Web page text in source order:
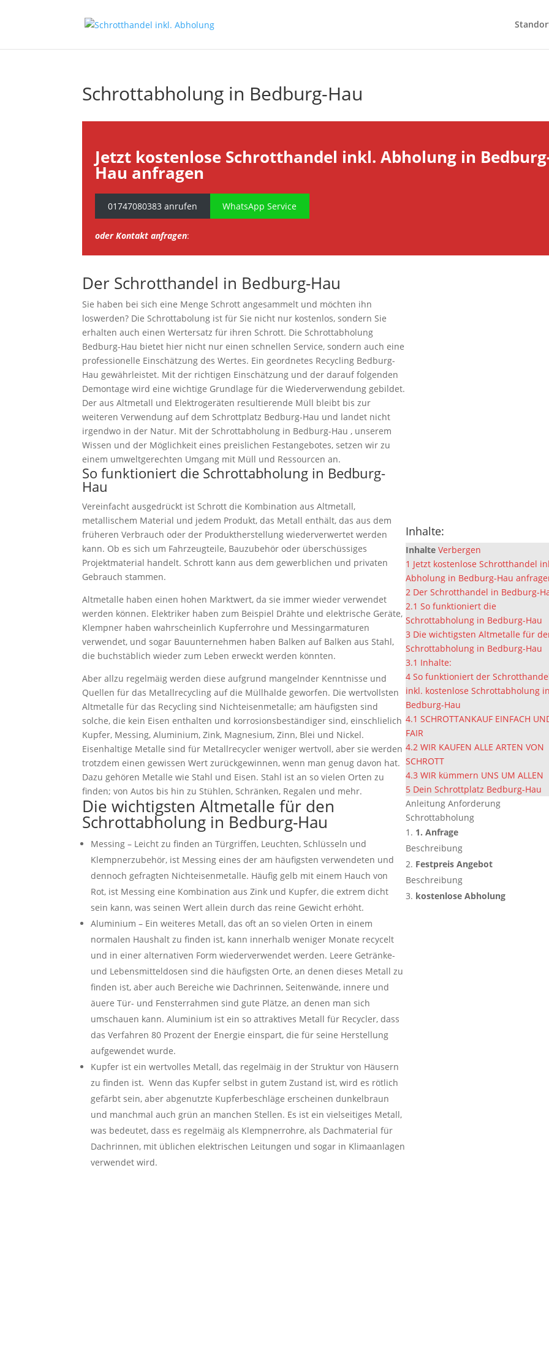
Schrottabholung in Bedburg-Hau
Jetzt kostenlose Schrotthandel inkl. Abholung in
Hau anfragen
01747080383 anrufen WhatsApp Service
oder Kontakt anfragen:
Der Schrotthandel in Bedburg-Hau
Sie haben bei sich eine Menge Schrott angesammelt und möchten ihn
loswerden? Die Schrottabolung ist für Sie nicht nur kostenlos, sondern Sie
erhalten auch einen Wertersatz für ihren Schrott. Die Schrottabholung
Bedburg-Hau bietet hier nicht nur einen schnellen Service, sondern auch eine
professionelle Einschätzung des Wertes. Ein geordnetes Recycling Bedburg-
Hau gewährleistet. Mit der richtigen Einschätzung und der darauf folgenden
Demontage wird eine wichtige Grundlage für die Wiederverwendung gebildet.
Der aus Altmetall und Elektrogeräten resultierende Müll bleibt bis zur
weiteren Verwendung auf dem Schrottplatz Bedburg-Hau und landet nicht
irgendwo in der Natur. Mit der Schrottabholung in Bedburg-Hau , unserem
Wissen und der Möglichkeit eines preislichen Festangebotes, setzen wir zu
einem umweltgerechten Umgang mit Müll und Ressourcen an.
So funktioniert die Schrottabholung in Bedburg-
Hau
Vereinfacht ausgedrückt ist Schrott die Kombination aus Altmetall,
metallischem Material und jedem Produkt, das Metall enthält, das aus dem
früheren Verbrauch oder der Produktherstellung wiederverwertet werden
kann. Ob es sich um Fahrzeugteile, Bauzubehör oder überschüssiges
Projektmaterial handelt. Schrott kann aus dem gewerblichen und privaten
Gebrauch stammen.
Altmetalle haben einen hohen Marktwert, da sie immer wieder verwendet
werden können. Elektriker haben zum Beispiel Drähte und elektrische Geräte,
Klempner haben wahrscheinlich Kupferrohre und Messingarmaturen
verwendet, und sogar Bauunternehmen haben Balken auf Balken aus Stahl,
die buchstäblich wieder zum Leben erweckt werden könnten.
Aber allzu regelmäig werden diese aufgrund mangelnder Kenntnisse und
Quellen für das Metallrecycling auf die Müllhalde geworfen. Die wertvollsten
Altmetalle für das Recycling sind Nichteisenmetalle; am häufigsten sind
solche, die kein Eisen enthalten und korrosionsbeständiger sind, einschlielich
Kupfer, Messing, Aluminium, Zink, Magnesium, Zinn, Blei und Nickel.
Eisenhaltige Metalle sind für Metallrecycler weniger wertvoll, aber sie werden
trotzdem einen gewissen Wert zurückgewinnen, wenn man genug davon hat.
Dazu gehören Metalle wie Stahl und Eisen. Stahl ist an so vielen Orten zu
finden; von Autos bis hin zu Stühlen, Schränken, Regalen und mehr.
Die wichtigsten Altmetalle für den
Schrottabholung in Bedburg-Hau
Messing – Leicht zu finden an Türgriffen, Leuchten, Schlüsseln und
Klempnerzubehör, ist Messing eines der am häufigsten verwendeten und
dennoch gefragten Nichteisenmetalle. Häufig gelb mit einem Hauch von
Rot, ist Messing eine Kombination aus Zink und Kupfer, die extrem dicht
sein kann, was seinen Wert allein durch das reine Gewicht erhöht.
Aluminium – Ein weiteres Metall, das oft an so vielen Orten in einem
normalen Haushalt zu finden ist, kann innerhalb weniger Monate recycelt
und in einer alternativen Form wiederverwendet werden. Leere Getränke-
und Lebensmitteldosen sind die häufigsten Orte, an denen dieses Metall zu
finden ist, aber auch Bereiche wie Dachrinnen, Seitenwände, innere und
äuere Tür- und Fensterrahmen sind gute Plätze, an denen man sich
umschauen kann. Aluminium ist ein so attraktives Metall für Recycler, dass
das Verfahren 80 Prozent der Energie einspart, die für seine Herstellung
aufgewendet wurde.
Kupfer ist ein wertvolles Metall, das regelmäig in der Struktur von Häusern
zu finden ist. Wenn das Kupfer selbst in gutem Zustand ist, wird es rötlich
gefärbt sein, aber abgenutzte Kupferbeschläge erscheinen dunkelbraun
und manchmal auch grün an manchen Stellen. Es ist ein vielseitiges Metall,
was bedeutet, dass es regelmäig als Klempnerrohre, als Dachmaterial für
Dachrinnen, mit üblichen elektrischen Leitungen und sogar in Klimaanlagen
verwendet wird.
Inhalte:
Inhalte Verbergen
1 Jetzt kostenlose Schrotthandel
Abholung in Bedburg-Hau
2 Der Schrotthandel in Bedburg-
2.1 So funktioniert die
Schrottabholung in Bedburg-Hau
3 Die wichtigsten Altmetalle für
Schrottabholung in Bedburg-Hau
3.1 Inhalte:
4 So funktioniert der
inkl. kostenlose Schrottabholung in
Bedburg-Hau
4.1 SCHROTTANKAUF EINFACH
FAIR
4.2 WIR KAUFEN ALLE ARTEN VON
SCHROTT
4.3 WIR kümmern UNS UM ALLEN
5 Dein Schrottplatz Bedburg-Hau
Anleitung Anforderung
Schrottabholung
1. Anfrage
Beschreibung
Festpreis Angebot
Beschreibung
kostenlose Abholung